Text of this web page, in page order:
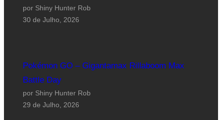
por Shiny Hunter Rob
30 de Julho, 2026
Pokémon GO – Gigantamax Rillaboom Max
Battle Day
por Shiny Hunter Rob
29 de Julho, 2026